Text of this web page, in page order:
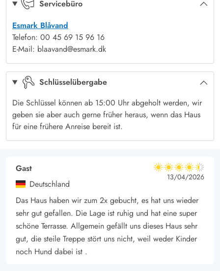
freiem Himmel unter der Außendusche eine Erfrischung
Sand befreien. Sehr zur Freude der Kinder gibt es ein
Trampolin sowie diverse Spielmöglichkeiten im Garten.
Ihr habt mehrere Möglichkeiten, den herrlichen, breiten
Sandstrand zu erreichen. Wer gern wandert und die
Umgebung erkundet, macht sich einfach zu Fuß auf den Weg.
Aber natürlich könnt ihr auch mit dem Auto oder per Fahrrad
bis nach Blåvand fahren, wo ihr den im Sommer bewachten
Badestrand erreicht.
Einkaufsmöglichkeiten, schöne Boutiquen sowie zahlreiche
Cafés und Restaurants. Wer also einmal etwas Unterhaltung
und Abwechslung sucht, findet hier Zerstreuung.
Servicebüro
Esmark Blåvand
Telefon: 00 45 69 15 96 16
E-Mail: blaavand@esmark.dk
Schlüsselübergabe
Die Schlüssel können ab 15:00 Uhr abgeholt werden, wir
geben sie aber auch gerne früher heraus, wenn das Haus
für eine frühere Anreise bereit ist.
Gast
Deutschland
4.5 von 5
4.5 von 5
4.5 out of 5
13/04/2026
Das Haus haben wir zum 2x gebucht, es hat uns wieder
sehr gut gefallen. Die Lage ist ruhig und hat eine super
schöne Terrasse. Allgemein gefällt uns dieses Haus sehr
gut, die steile Treppe stört uns nicht, weil weder Kinder
noch Hund dabei ist .